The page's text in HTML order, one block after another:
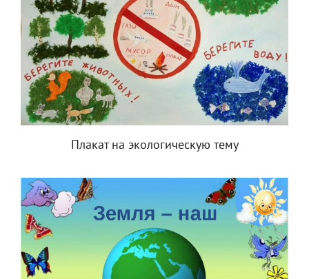
Плакат на экологическую тему